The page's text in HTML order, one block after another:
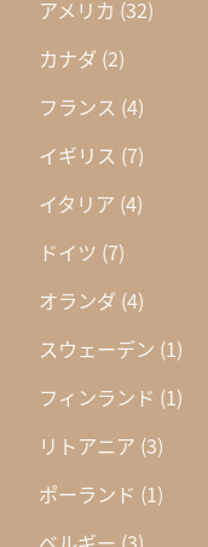
アメリカ (32)
カナダ (2)
フランス (4)
イギリス (7)
イタリア (4)
ドイツ (7)
オランダ (4)
スウェーデン (1)
フィンランド (1)
リトアニア (3)
ポーランド (1)